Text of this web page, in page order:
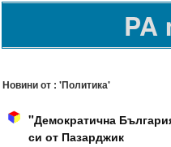
PA
Новини от : 'Политика'
"Демократична
си от Пазарджик